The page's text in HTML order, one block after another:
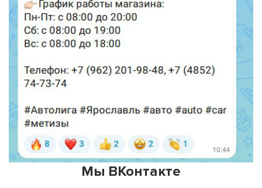
Мы ВКонтакте